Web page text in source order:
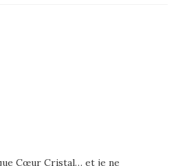
Cœur Cristal… et je ne